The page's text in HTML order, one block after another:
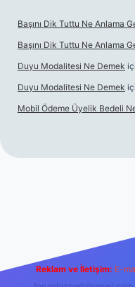
Başını Dik Tuttu Ne Anlama
Başını Dik Tuttu Ne Anlama
Duyu Modalitesi Ne Demek
Duyu Modalitesi Ne Demek
Mobil Ödeme Üyelik Bedeli
Reklam ve İletişim: E-